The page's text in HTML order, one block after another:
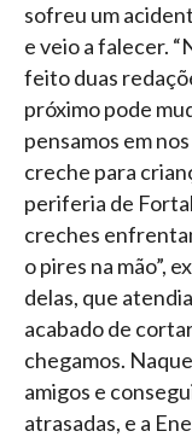
sofreu um
e veio a falecer.
feito duas
próximo pode
pensamos em
creche para
periferia de
creches
o pires na mão”,
delas, que
acabado de
chegamos.
amigos e
atrasadas, e a